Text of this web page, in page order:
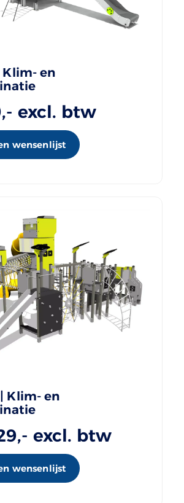
Klim- en
,- excl. btw
wensenlijst
Klim- en
,- excl. btw
wensenlijst